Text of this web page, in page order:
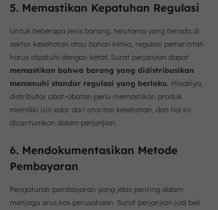
5. Memastikan Kepatuhan Regulasi
Untuk beberapa jenis barang, terutama yang berada di
sektor kesehatan atau bahan kimia, regulasi pemerintah
harus dipatuhi dengan ketat. Surat perjanjian dapat
memastikan bahwa barang yang didistribusikan
memenuhi standar regulasi yang berlaku. Misalnya,
distributor obat-obatan perlu memastikan produk
memiliki izin edar dari otoritas kesehatan, dan hal ini
dicantumkan dalam perjanjian.
6. Mendokumentasikan Metode
Pembayaran
Pengaturan pembayaran yang jelas penting dalam
menjaga arus kas perusahaan. Surat perjanjian jual beli